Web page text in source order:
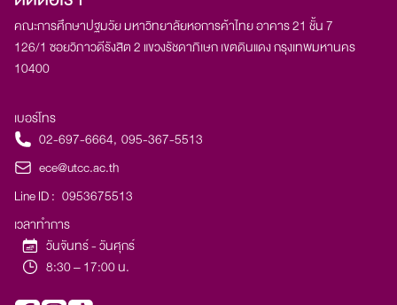
คณะการศึกษาปฐมวัย มหาวิทยาลัยหอการค้าไทย อาคาร 21 ชั้น 7​
126/1 ซอยวิภาวดีรังสิต 2 แขวงรัชดาภิเษก เขตดินแดง กรุงเทพมหานคร
10400
เบอร์โทร
02-697-6664, 095-367-5513
ece@utcc.ac.th
Line ID : 0953675513
เวลาทำการ
วันจันทร์ - วันศุกร์
8:30 – 17:00 น.